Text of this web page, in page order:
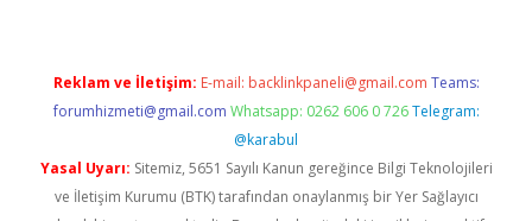
Reklam ve İletişim: E-mail: backlinkpaneli@gmail.com Teams:
forumhizmeti@gmail.com Whatsapp: 0262 606 0 726 Telegram:
@karabul
Yasal Uyarı: Sitemiz, 5651 Sayılı Kanun gereğince Bilgi Teknolojileri
ve İletişim Kurumu (BTK) tarafından onaylanmış bir Yer Sağlayıcı